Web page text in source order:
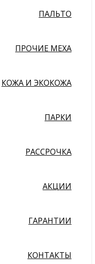
ПАЛЬТО
ПРОЧИЕ МЕХА
КОЖА И ЭКОКОЖА
ПАРКИ
РАССРОЧКА
АКЦИИ
ГАРАНТИИ
КОНТАКТЫ